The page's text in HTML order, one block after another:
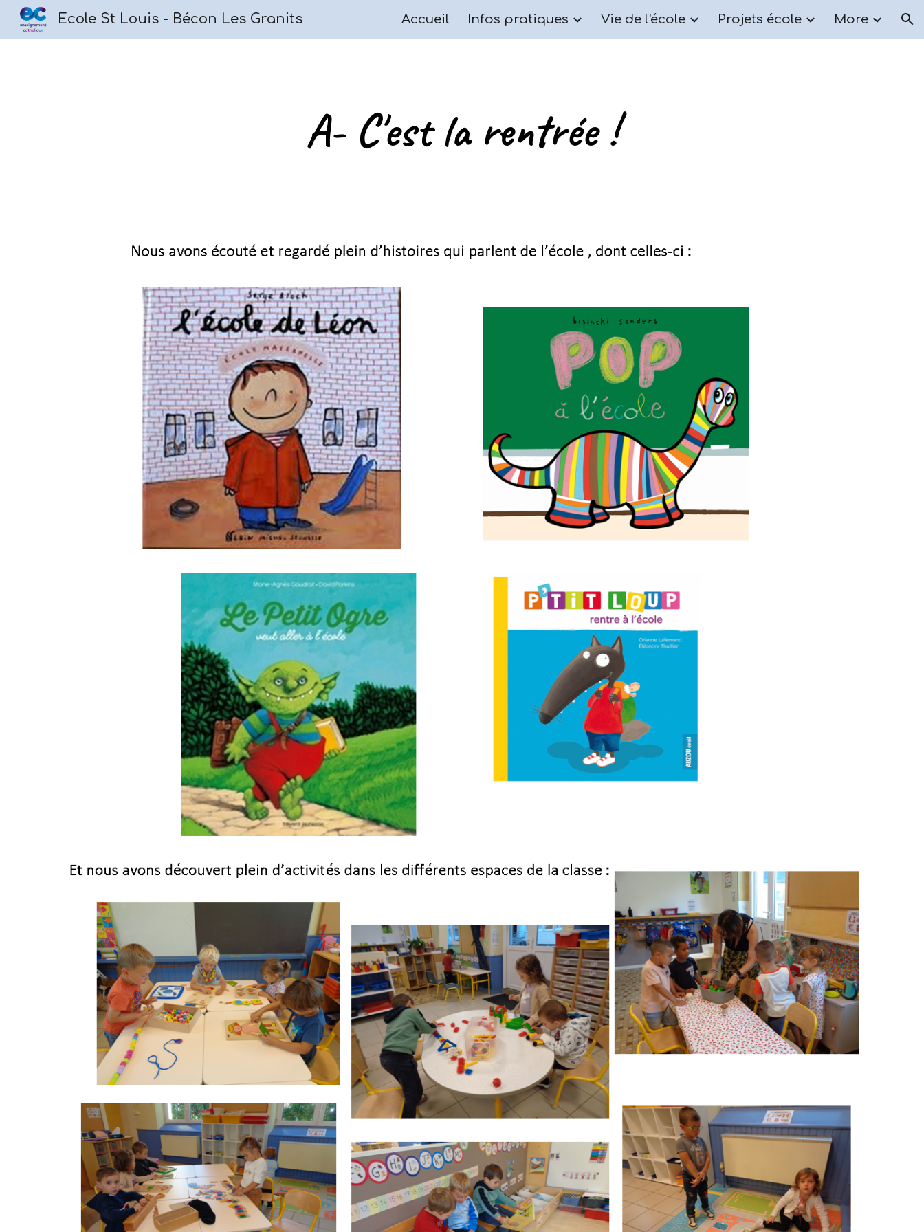
Skip to main content Skip to navigation
Ecole St Louis - Bécon Les Granits Accueil Infos pratiques Vie de l'école Projets école More
A- C'est la rentrée !